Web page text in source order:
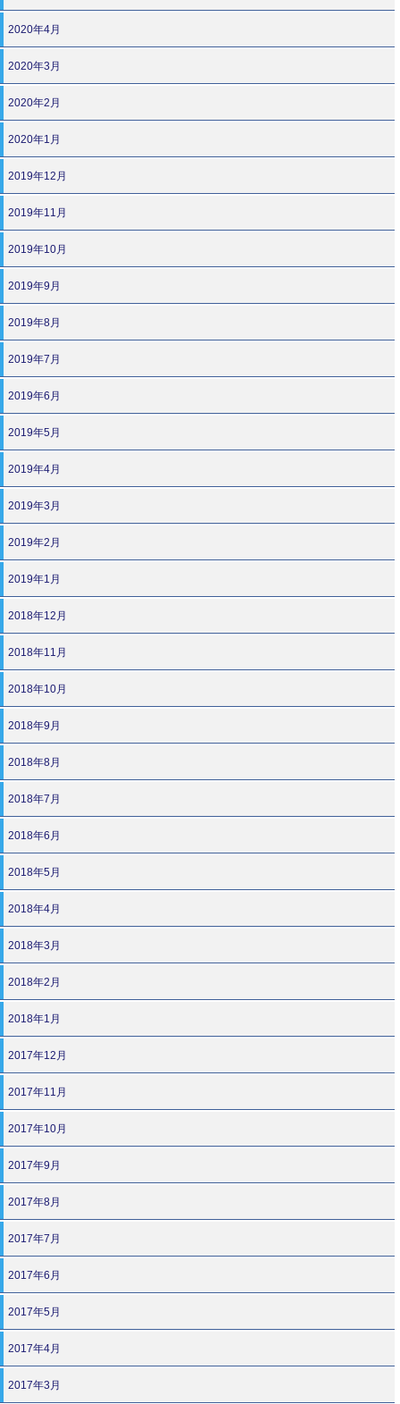
2020年4月
2020年3月
2020年2月
2020年1月
2019年12月
2019年11月
2019年10月
2019年9月
2019年8月
2019年7月
2019年6月
2019年5月
2019年4月
2019年3月
2019年2月
2019年1月
2018年12月
2018年11月
2018年10月
2018年9月
2018年8月
2018年7月
2018年6月
2018年5月
2018年4月
2018年3月
2018年2月
2018年1月
2017年12月
2017年11月
2017年10月
2017年9月
2017年8月
2017年7月
2017年6月
2017年5月
2017年4月
2017年3月